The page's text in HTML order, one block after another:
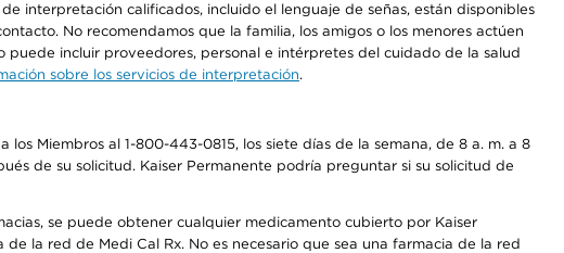
interpretación calificados, incluido el lenguaje de señas, están disponibles
No recomendamos que la familia, los amigos o los menores actúen
incluir proveedores, personal e intérpretes del cuidado de la salud
sobre los servicios de interpretación.
Miembros al 1-800-443-0815, los siete días de la semana, de 8 a. m. a 8
de su solicitud. Kaiser Permanente podría preguntar si su solicitud de
se puede obtener cualquier medicamento cubierto por Kaiser
la red de Medi Cal Rx. No es necesario que sea una farmacia de la red